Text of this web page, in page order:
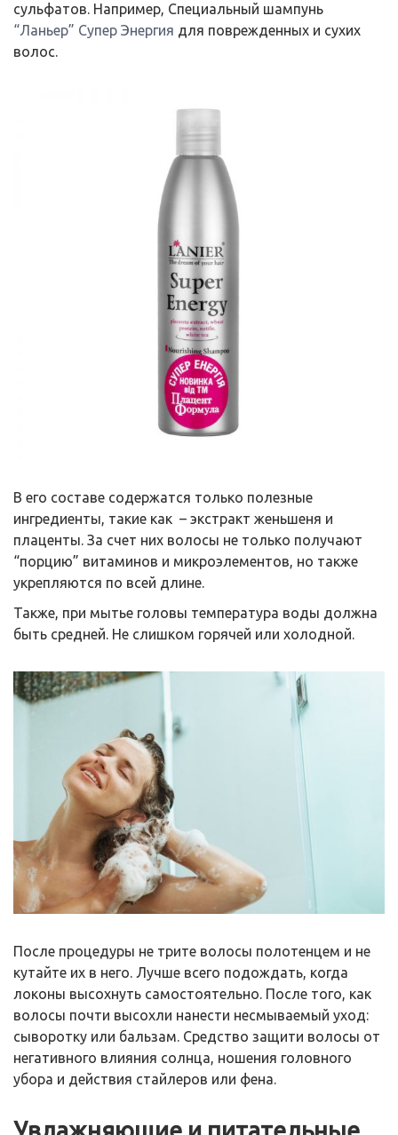
сульфатов. Например, Специальный шампунь
“Ланьер” Супер Энергия для поврежденных и сухих
волос.
В его составе содержатся только полезные
ингредиенты, такие как – экстракт женьшеня и
плаценты. За счет них волосы не только получают
“порцию” витаминов и микроэлементов, но также
укрепляются по всей длине.
Также, при мытье головы температура воды должна
быть средней. Не слишком горячей или холодной.
После процедуры не трите волосы полотенцем и не
кутайте их в него. Лучше всего подождать, когда
локоны высохнуть самостоятельно. После того, как
волосы почти высохли нанести несмываемый уход:
сыворотку или бальзам. Средство защити волосы от
негативного влияния солнца, ношения головного
убора и действия стайлеров или фена.